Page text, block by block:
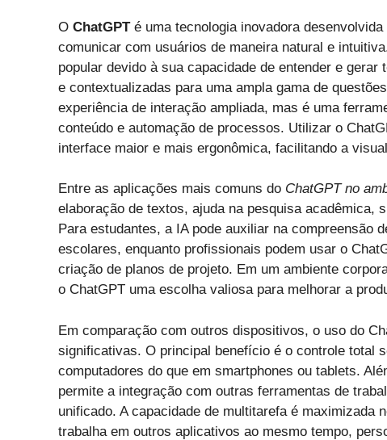
O ChatGPTé uma tecnologia inovadora
comunicar com usuários de maneira natural e
popular devido à sua capacidade de entender e
e contextualizadas para uma ampla gama de
experiência de interação ampliada, mas é uma
conteúdo e automação de processos. Utilizar o
interface maior e mais ergonômica, facilitando a
Entre as aplicações mais comuns do ChatGPT no
elaboração de textos, ajuda na pesquisa acadêmica,
Para estudantes, a IA pode auxiliar na compreensão
escolares, enquanto profissionais podem usar o
criação de planos de projeto. Em um ambiente
o ChatGPT uma escolha valiosa para melhorar a
Em comparação com outros dispositivos, o uso do
significativas. O principal benefício é o controle total
computadores do que em smartphones ou tablets.
permite a integração com outras ferramentas de
unificado. A capacidade de multitarefa é maximizada
trabalha em outros aplicativos ao mesmo tempo,